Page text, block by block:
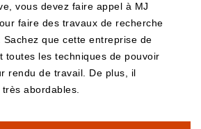
vous devez faire appel à MJ
faire des travaux de recherche
que cette entreprise de
toutes les techniques de pouvoir
rendu de travail. De plus, il
abordables.